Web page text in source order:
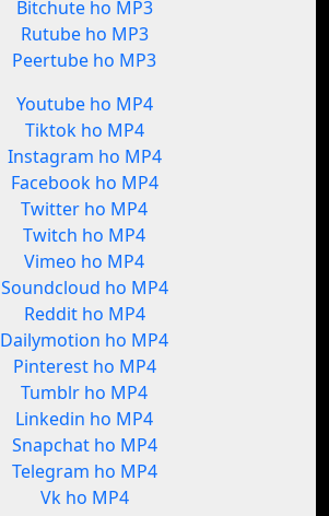
Bitchute ho MP3
Rutube ho MP3
Peertube ho MP3
Youtube ho MP4
Tiktok ho MP4
Instagram ho MP4
Facebook ho MP4
Twitter ho MP4
Twitch ho MP4
Vimeo ho MP4
Soundcloud ho MP4
Reddit ho MP4
Dailymotion ho MP4
Pinterest ho MP4
Tumblr ho MP4
Linkedin ho MP4
Snapchat ho MP4
Telegram ho MP4
Vk ho MP4